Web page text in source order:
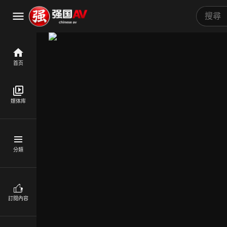
首页
媒体库
分類
訂閱內容